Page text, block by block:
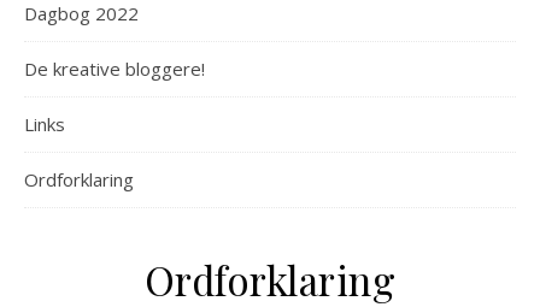
Dagbog 2022
De kreative bloggere!
Links
Ordforklaring
Ordforklaring